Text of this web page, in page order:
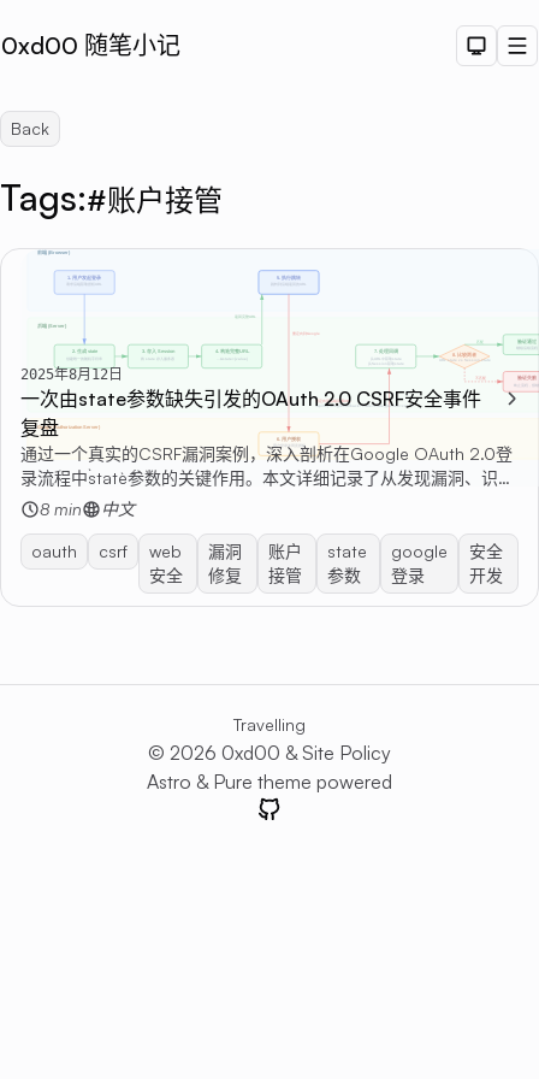
0xd00 随笔小记 Dark
Back
Tags:#账户接管
2025年8月12日
一次由state参数缺失引发的OAuth 2.0 CSRF安全事件
复盘
通过一个真实的CSRF漏洞案例，深入剖析在Google OAuth 2.0登
录流程中`state`参数的关键作用。本文详细记录了从发现漏洞、识别
初版修复方案的缺陷，到最终通过服务端生成和验证`state`参数成功
8 min 中文
oauth csrf
web
安全
漏洞
修复
账户
接管
state
参数
google
登录
安全
开发
Travelling
© 2026 0xd00 &Site Policy
Astro & Pure theme powered
GitHub